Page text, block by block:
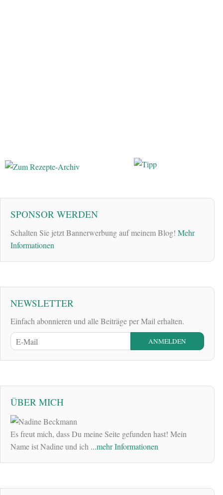
SPONSOR WERDEN
Schalten Sie jetzt Bannerwerbung auf meinem Blog! Mehr
Informationen
NEWSLETTER
Einfach abonnieren und alle Beiträge per Mail erhalten.
ÜBER MICH
Es freut mich, dass Du meine Seite gefunden hast! Mein
Name ist Nadine und ich ...mehr Informationen